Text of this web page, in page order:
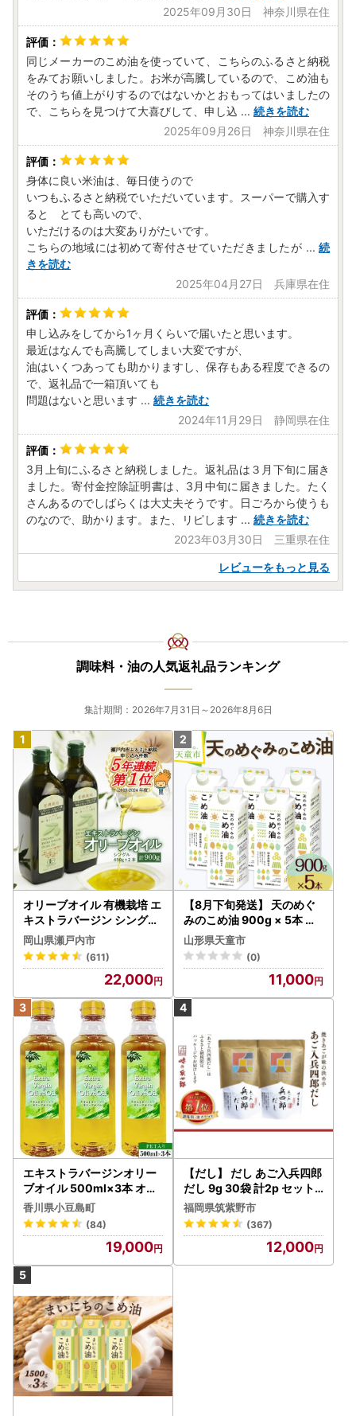
2025年09月30日 神奈川県在住
同じメーカーのこめ油を使っていて、こちらのふるさと納税
をみてお願いしました。お米が高騰しているので、こめ油も
そのうち値上がりするのではないかとおもってはいましたの
で、こちらを見つけて大喜びして、申し込 ... 続きを読む
2025年09月26日 神奈川県在住
身体に良い米油は、毎日使うので
いつもふるさと納税でいただいています。スーパーで購入す
ると とても高いので、
いただけるのは大変ありがたいです。
こちらの地域には初めて寄付させていただきましたが ... 続
きを読む
2025年04月27日 兵庫県在住
申し込みをしてから1ヶ月くらいで届いたと思います。
最近はなんでも高騰してしまい大変ですが、
油はいくつあっても助かりますし、保存もある程度できるの
で、返礼品で一箱頂いても
問題はないと思います ... 続きを読む
2024年11月29日 静岡県在住
3月上旬にふるさと納税しました。返礼品は３月下旬に届き
ました。寄付金控除証明書は、3月中旬に届きました。たく
さんあるのでしばらくは大丈夫そうです。日ごろから使うも
のなので、助かります。また、リピします ... 続きを読む
2023年03月30日 三重県在住
レビューをもっと見る
調味料・油の人気返礼品ランキング
集計期間：2026年7月31日～2026年8月6日
オリーブオイル 有機栽培 エ
キストラバージン シングル
2本 オリーブオイル
岡山県瀬戸内市
(611)
22,000
【8月下旬発送】 天のめぐ
みのこめ油 900g × 5本 米
油
山形県天童市
(0)
11,000
エキストラバージンオリー
ブオイル 500ml×3本 オリ
ーブオイル 食用油
香川県小豆島町
(84)
19,000
【だし】 だし あご入兵四郎
だし 9g 30袋 計2p セット
21760217
福岡県筑紫野市
(367)
12,000